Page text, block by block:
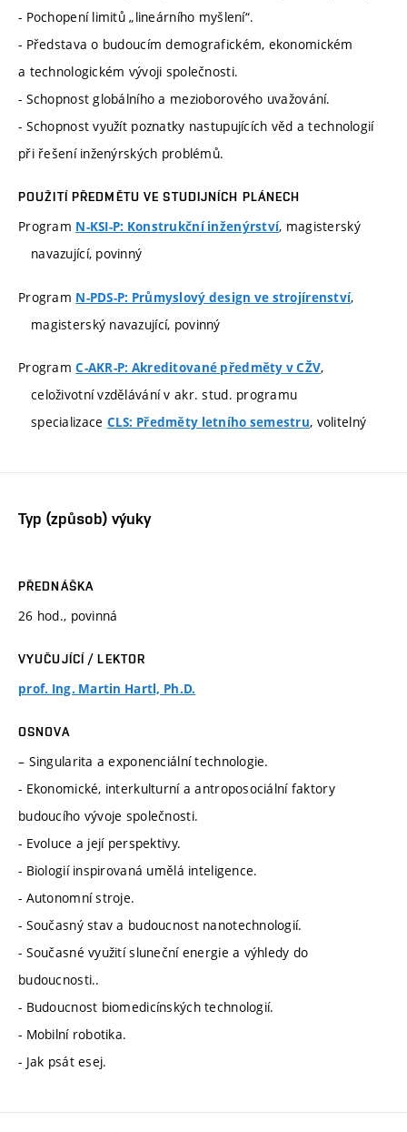
- Pochopení limitů „lineárního myšlení“.
- Představa o budoucím demografickém, ekonomickém
a technologickém vývoji společnosti.
- Schopnost globálního a mezioborového uvažování.
- Schopnost využít poznatky nastupujících věd a technologií
při řešení inženýrských problémů.
POUŽITÍ PŘEDMĚTU VE STUDIJNÍCH PLÁNECH
Program N-KSI-P: Konstrukční inženýrství, magisterský
navazující, povinný
Program N-PDS-P: Průmyslový design ve strojírenství,
magisterský navazující, povinný
ProgramC-AKR-P: Akreditované předměty v CŽV,
celoživotní vzdělávání v akr. stud. programu
specializace CLS: Předměty letního semestru, volitelný
Typ (způsob) výuky
PŘEDNÁŠKA
26 hod., povinná
VYUČUJÍCÍ / LEKTOR
prof. Ing. Martin Hartl, Ph.D.
OSNOVA
– Singularita a exponenciální technologie.
- Ekonomické, interkulturní a antroposociální faktory
budoucího vývoje společnosti.
- Evoluce a její perspektivy.
- Biologií inspirovaná umělá inteligence.
- Autonomní stroje.
- Současný stav a budoucnost nanotechnologií.
- Současné využití sluneční energie a výhledy do
budoucnosti..
- Budoucnost biomedicínských technologií.
- Mobilní robotika.
- Jak psát esej.